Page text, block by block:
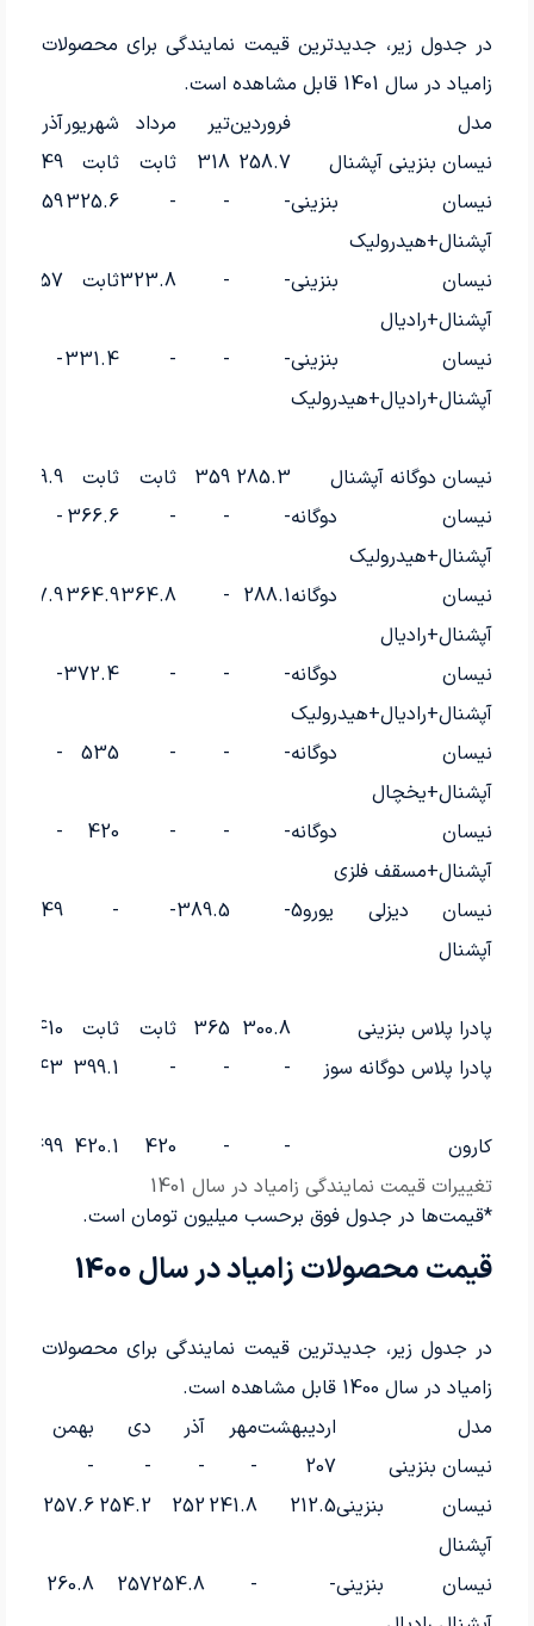
در جدول زیر، جدیدترین قیمت نمایندگی برای محصولات
زامیاد در سال 1401 قابل مشاهده است.
تغییرات قیمت نمایندگی زامیاد در سال 1401
مدل فروردینتیر مرداد شهریورآذر
نیسان بنزینی آپشنال
258.7
318 ثابت ثابت
349
نیسان بنزینی
آپشنال+هیدرولیک
-
-
-
325.6
359
نیسان بنزینی
آپشنال+رادیال
-
-
323.8ثابت 357
نیسان بنزینی
آپشنال+رادیال+هیدرولیک
-
-
-
331.4
-
نیسان دوگانه آپشنال 285.3
359 ثابت ثابت
389.9
نیسان دوگانه
آپشنال+هیدرولیک
-
-
-
366.6
-
نیسان دوگانه
آپشنال+رادیال
288.1
-
364.8
364.9
397.9
نیسان دوگانه
آپشنال+رادیال+هیدرولیک
-
-
-
372.4
-
نیسان دوگانه
آپشنال+یخچال
-
-
-
535
-
نیسان دوگانه
آپشنال+مسقف فلزی
-
-
-
420
-
نیسان دیزلی یورو5
آپشنال
-
389.5
-
-
449
پادرا پلاس بنزینی 300.8
365 ثابت ثابت
410
پادرا پلاس دوگانه سوز
-
-
-
399.1
443
کارون -
-
420
420.1
499
*قیمت‌ها در جدول فوق برحسب میلیون تومان است.
قیمت محصولات زامیاد در سال 1400
در جدول زیر، جدیدترین قیمت نمایندگی برای محصولات
زامیاد در سال 1400 قابل مشاهده است.
مدل
اردیبهشتمهر آذر دی
بهمن
نیسان بنزینی
207
-
-
-
-
نیسان بنزینی
آپشنال
212.5
241.8
252
254.2
257.6
نیسان بنزینی-
-
254.8
257
260.8